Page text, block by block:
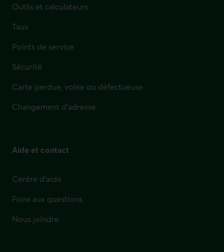
Outils et calculateurs
Taux
Points de service
Sécurité
Carte perdue, volée ou défectueuse
Changement d'adresse
Aide et contact
Centre d'aide
Foire aux questions
Nous joindre